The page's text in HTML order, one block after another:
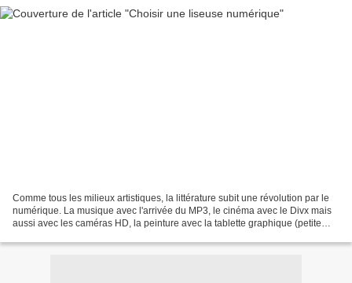
Comme tous les milieux artistiques, la littérature subit une révolution par le
numérique. La musique avec l'arrivée du MP3, le cinéma avec le Divx mais
aussi avec les caméras HD, la peinture avec la tablette graphique (petite